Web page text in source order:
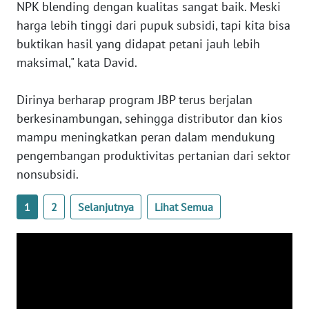
NPK blending dengan kualitas sangat baik. Meski
harga lebih tinggi dari pupuk subsidi, tapi kita bisa
buktikan hasil yang didapat petani jauh lebih
maksimal," kata David.
Dirinya berharap program JBP terus berjalan
berkesinambungan, sehingga distributor dan kios
mampu meningkatkan peran dalam mendukung
pengembangan produktivitas pertanian dari sektor
nonsubsidi.
1 2 Selanjutnya Lihat Semua
WN
KALTARA
KALSEL
KALTIM
WN
SULSEL
WN